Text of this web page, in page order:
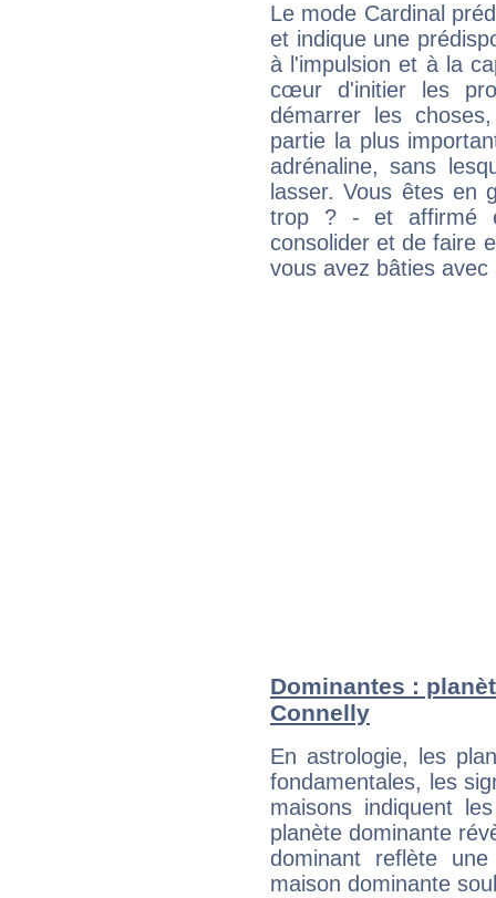
Le mode Cardinal
et indique une
à l'impulsion et à la
cœur d'initier les
démarrer les
partie la plus
adrénaline, sans
lasser. Vous êtes en
trop ? - et affirmé
consolider et de faire
vous avez bâties avec
Dominantes :
Connelly
En astrologie, les
fondamentales, les
maisons indiquent
planète dominante
dominant reflète
maison dominante